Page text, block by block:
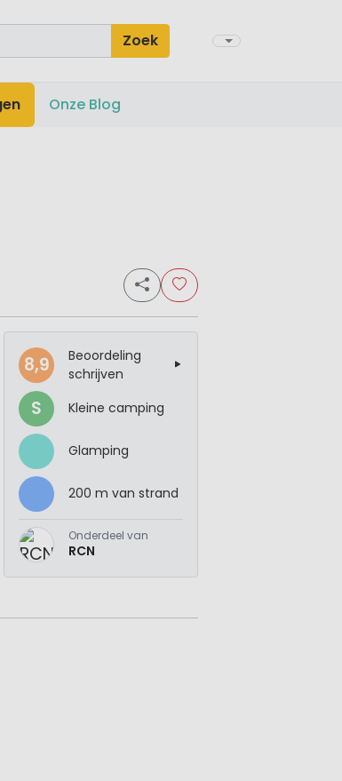
Zoek
Onze Blog
8,9
Beoordeling
schrijven
S Kleine camping
Glamping
200 m van strand
Onderdeel van
RCN